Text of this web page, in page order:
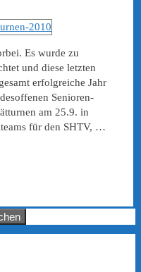
Es wurde zu
und diese letzten
erfolgreiche Jahr
Senioren-
am 25.9. in
für den SHTV, …